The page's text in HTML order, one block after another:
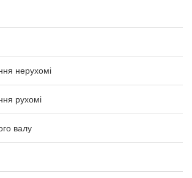
нерухомі
рухомі
валу